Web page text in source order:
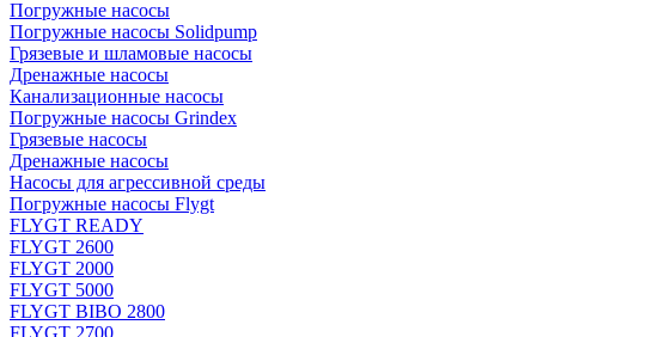
Погружные насосы
Погружные насосы Solidpump
Грязевые и шламовые насосы
Дренажные насосы
Канализационные насосы
Погружные насосы Grindex
Грязевые насосы
Дренажные насосы
Насосы для агрессивной среды
Погружные насосы Flygt
FLYGT READY
FLYGT 2600
FLYGT 2000
FLYGT 5000
FLYGT BIBO 2800
FLYGT 2700